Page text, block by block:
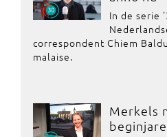
In de serie
correspondent Chiem
malaise.
Merkels